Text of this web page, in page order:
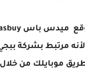
لأنه مرتبط
موبايلك من